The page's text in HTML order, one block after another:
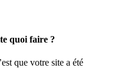
quoi faire ?
que votre site a été